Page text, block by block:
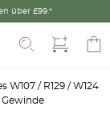
über £99.*Suche
W107 / R129 / W124
Gewinde